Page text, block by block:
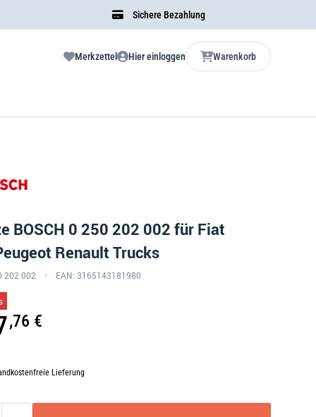
Sichere Bezahlung
Merkzettel Hier einloggen Warenkorb
BOSCH 0 250 202 002 für Fiat
Renault Trucks
202 002 EAN: 3165143181980
,76 €
Lieferung